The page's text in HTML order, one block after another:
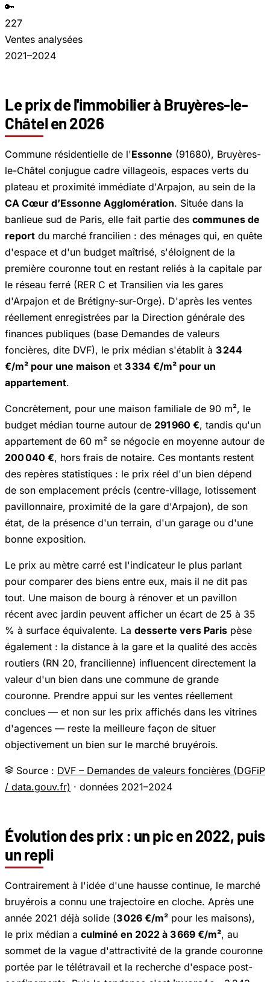
🔑
227
Ventes analysées
2021–2024
Le prix de l'immobilier à Bruyères-le-
Châtel en 2026
Commune résidentielle de l'Essonne (91680), Bruyères-
le-Châtel conjugue cadre villageois, espaces verts du
plateau et proximité immédiate d'Arpajon, au sein de la
CA Cœur d’Essonne Agglomération. Située dans la
banlieue sud de Paris, elle fait partie des communes de
report du marché francilien : des ménages qui, en quête
d'espace et d'un budget maîtrisé, s'éloignent de la
première couronne tout en restant reliés à la capitale par
le réseau ferré (RER C et Transilien via les gares
d'Arpajon et de Brétigny-sur-Orge). D'après les ventes
réellement enregistrées par la Direction générale des
finances publiques (base Demandes de valeurs
foncières, dite DVF), le prix médian s'établit à 3 244
€/m² pour une maison et 3 334 €/m² pour un
appartement.
Concrètement, pour une maison familiale de 90 m², le
budget médian tourne autour de 291 960 €, tandis qu'un
appartement de 60 m² se négocie en moyenne autour de
200 040 €, hors frais de notaire. Ces montants restent
des repères statistiques : le prix réel d'un bien dépend
de son emplacement précis (centre-village, lotissement
pavillonnaire, proximité de la gare d'Arpajon), de son
état, de la présence d'un terrain, d'un garage ou d'une
bonne exposition.
Le prix au mètre carré est l'indicateur le plus parlant
pour comparer des biens entre eux, mais il ne dit pas
tout. Une maison de bourg à rénover et un pavillon
récent avec jardin peuvent afficher un écart de 25 à 35
% à surface équivalente. La desserte vers Paris pèse
également : la distance à la gare et la qualité des accès
routiers (RN 20, francilienne) influencent directement la
valeur d'un bien dans une commune de grande
couronne. Prendre appui sur les ventes réellement
conclues — et non sur les prix affichés dans les vitrines
d'agences — reste la meilleure façon de situer
objectivement un bien sur le marché bruyérois.
Source : DVF – Demandes de valeurs foncières (DGFiP
/ data.gouv.fr) · données 2021–2024
Évolution des prix : un pic en 2022, puis
un repli
Contrairement à l'idée d'une hausse continue, le marché
bruyérois a connu une trajectoire en cloche. Après une
année 2021 déjà solide (3 026 €/m² pour les maisons),
le prix médian a culminé en 2022 à 3 669 €/m², au
sommet de la vague d'attractivité de la grande couronne
portée par le télétravail et la recherche d'espace post-